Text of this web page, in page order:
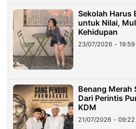
Sekolah Harus
untuk Nilai,
Kehidupan
23/07/2026 - 19:59
Benang Merah
Dari Perintis
KDM
21/07/2026 - 09:22